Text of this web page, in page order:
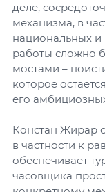
деле,
механизма, в
национальных и
работы сложно
мостами –
которое
его
Констан Жирар
в частности к
обеспечивает
часовщика